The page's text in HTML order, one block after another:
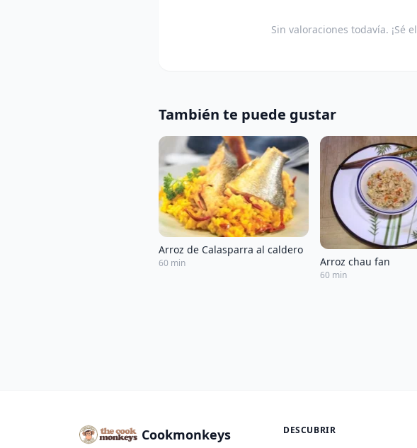
Sin valoraciones todavía. ¡Sé
También te puede gustar
Arroz de Calasparra al caldero
60 min Arroz chau fan
60 min
Cookmonkeys DESCUBRIR